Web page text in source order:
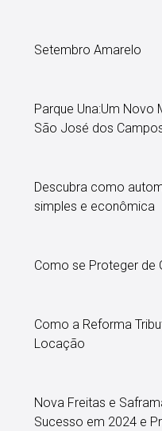
Setembro Amarelo
Parque Una:Um
São José dos
Descubra como
simples e econômica
Como se Proteger de
Como a Reforma
Locação
Nova Freitas e
Sucesso em 2024 e